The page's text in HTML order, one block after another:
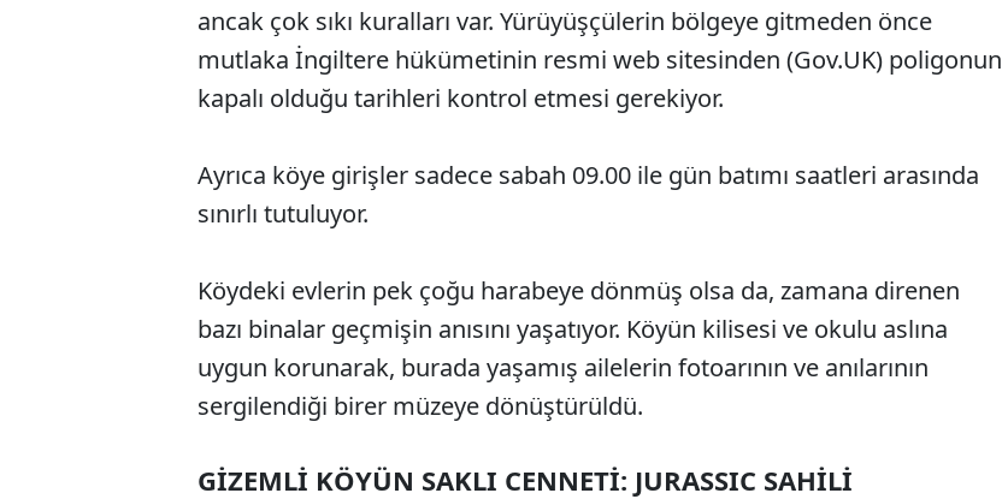
ancak çok sıkı kuralları var. Yürüyüşçülerin bölgeye gitmeden önce
mutlaka İngiltere hükümetinin resmi web sitesinden (Gov.UK) poligonun
kapalı olduğu tarihleri kontrol etmesi gerekiyor.
Ayrıca köye girişler sadece sabah 09.00 ile gün batımı saatleri arasında
sınırlı tutuluyor.
Köydeki evlerin pek çoğu harabeye dönmüş olsa da, zamana direnen
bazı binalar geçmişin anısını yaşatıyor. Köyün kilisesi ve okulu aslına
uygun korunarak, burada yaşamış ailelerin fotoarının ve anılarının
sergilendiği birer müzeye dönüştürüldü.
GİZEMLİ KÖYÜN SAKLI CENNETİ: JURASSIC SAHİLİ